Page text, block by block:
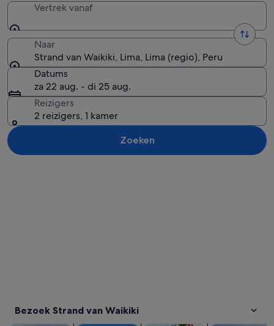
Vertrek vanaf
Naar
Strand van Waikiki, Lima, Lima (regio), Peru
Datums
za 22 aug. - di 25 aug.
Reizigers
2 reizigers, 1 kamer
Zoeken
Bezoek Strand van Waikiki